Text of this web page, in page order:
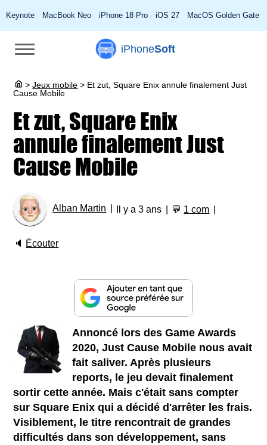
Keynote MacBook Neo iPhone 18 Pro iOS 27 MacOS Golden Gate
iPhoneSoft
> Jeux mobile > Et zut, Square Enix annule finalement Just
Cause Mobile
Et zut, Square Enix
annule finalement Just
Cause Mobile
Alban Martin Il y a 3 ans 💬 1 com
🔈 Écouter
Annoncé lors des Game Awards
2020, Just Cause Mobile nous avait
fait saliver. Après plusieurs
reports, le jeu devait finalement
sortir cette année. Mais c'était sans compter
sur Square Enix qui a décidé d'arrêter les frais.
Visiblement, le titre rencontrait de grandes
difficultés dans son développement, sans